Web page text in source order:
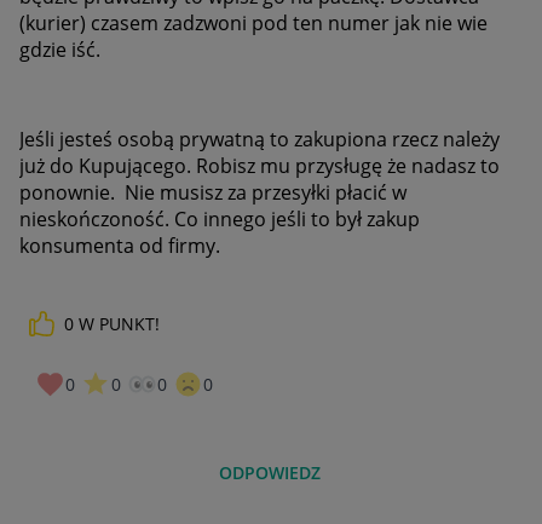
(kurier) czasem zadzwoni pod ten numer jak nie wie
gdzie iść.
Jeśli jesteś osobą prywatną to zakupiona rzecz należy
już do Kupującego. Robisz mu przysługę że nadasz to
ponownie. Nie musisz za przesyłki płacić w
nieskończoność. Co innego jeśli to był zakup
konsumenta od firmy.
0 W PUNKT!
0 0 0 0
ODPOWIEDZ